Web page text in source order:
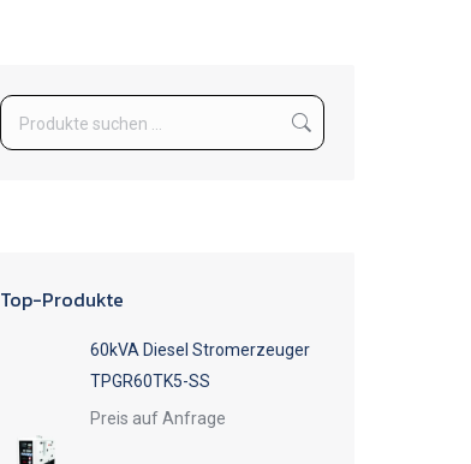
Top-Produkte
60kVA Diesel Stromerzeuger
TPGR60TK5-SS
Preis auf Anfrage